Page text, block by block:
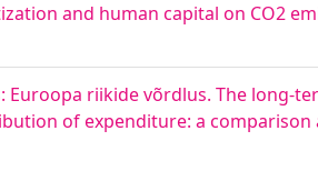
and human capital on CO2
riikide võrdlus. The long-
of expenditure: a comparison